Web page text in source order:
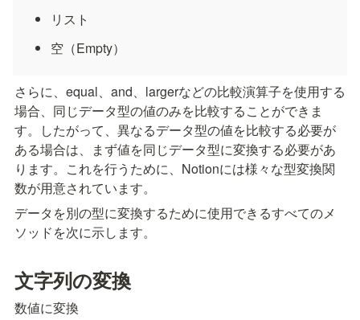
リスト
空（Empty）
さらに、equal、and、largerなどの比較演算子を使用する
場合、同じデータ型の値のみを比較することができま
す。したがって、異なるデータ型の値を比較する必要が
ある場合は、まず値を同じデータ型に変換する必要があ
ります。これを行うために、Notionには様々な型変換関
数が用意されています。
データを別の型に変換するために使用できるすべてのメ
ソッドを次に示します。
文字列の変換
数値に変換